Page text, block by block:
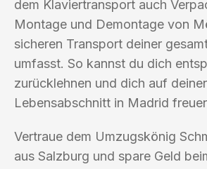
dem Klaviertransport auch
Montage und Demontage von
sicheren Transport deiner
umfasst. So kannst du dich
zurücklehnen und dich auf
Lebensabschnitt in Madrid
Vertraue dem Umzugskönig
aus Salzburg und spare Geld